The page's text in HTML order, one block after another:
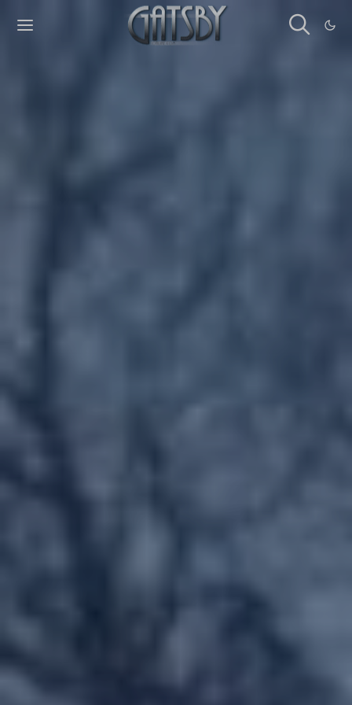
Cookies management panel